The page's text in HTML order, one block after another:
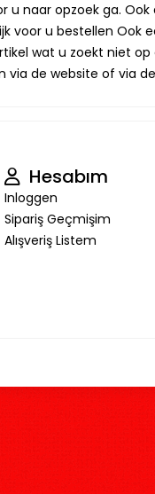
naar opzoek ga.
voor u bestellen Ook
wat u zoekt niet
de website of via
Hesabım
Inloggen
Sipariş Geçmişim
Alışveriş Listem